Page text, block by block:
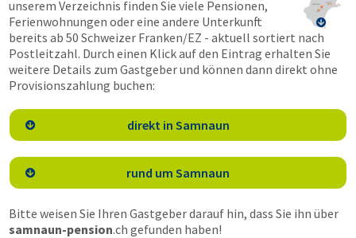

unserem Verzeichnis finden Sie viele Pensionen,
Ferienwohnungen oder eine andere Unterkunft
bereits ab 50 Schweizer Franken/EZ - aktuell sortiert nach
Postleitzahl. Durch einen Klick auf den Eintrag erhalten Sie
weitere Details zum Gastgeber und können dann direkt ohne
Provisionszahlung buchen:
 direkt in Samnaun
 rund um Samnaun
Bitte weisen Sie Ihren Gastgeber darauf hin, dass Sie ihn über
samnaun-pension.ch gefunden haben!